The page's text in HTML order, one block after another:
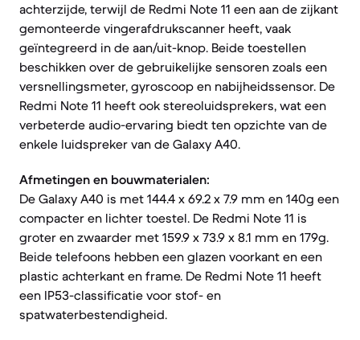
achterzijde, terwijl de Redmi Note 11 een aan de zijkant
gemonteerde vingerafdrukscanner heeft, vaak
geïntegreerd in de aan/uit-knop. Beide toestellen
beschikken over de gebruikelijke sensoren zoals een
versnellingsmeter, gyroscoop en nabijheidssensor. De
Redmi Note 11 heeft ook stereoluidsprekers, wat een
verbeterde audio-ervaring biedt ten opzichte van de
enkele luidspreker van de Galaxy A40.
Afmetingen en bouwmaterialen:
De Galaxy A40 is met 144.4 x 69.2 x 7.9 mm en 140g een
compacter en lichter toestel. De Redmi Note 11 is
groter en zwaarder met 159.9 x 73.9 x 8.1 mm en 179g.
Beide telefoons hebben een glazen voorkant en een
plastic achterkant en frame. De Redmi Note 11 heeft
een IP53-classificatie voor stof- en
spatwaterbestendigheid.